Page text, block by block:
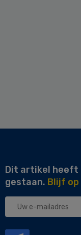
Dit artikel heeft
gestaan. Blijf op
Uw